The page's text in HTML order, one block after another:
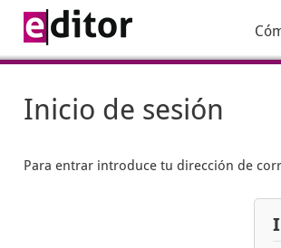
Inicio de sesión
Para entrar introduce tu dirección de